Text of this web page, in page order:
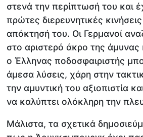
στενά την περίπτωσή του και
πρώτες διερευνητικές
απόκτησή του. Οι Γερμανοί
στο αριστερό άκρο της άμυνας
ο Έλληνας ποδοσφαιριστής
άμεσα λύσεις, χάρη στην
την αμυντική του αξιοπιστία
να καλύπτει ολόκληρη την
Μάλιστα, τα σχετικά